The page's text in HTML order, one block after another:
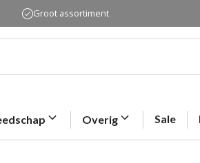
Groot assortiment
Overig Sale